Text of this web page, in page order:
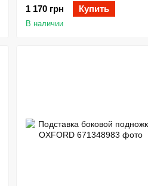
1 170 грн Купить
В наличии